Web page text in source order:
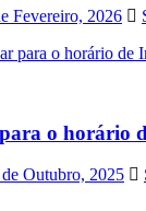
Fevereiro, 2026
o horário
Outubro, 2025